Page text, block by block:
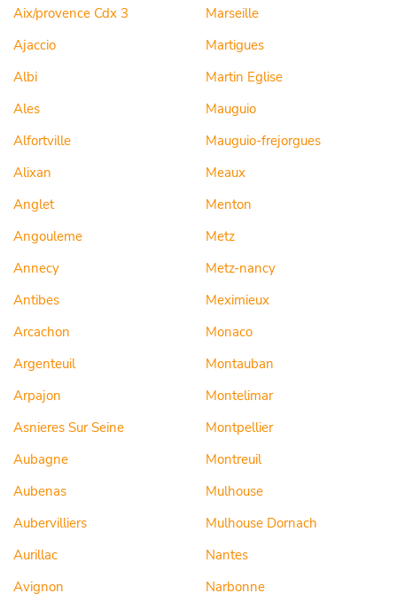
Aix/provence Cdx 3
Ajaccio
Albi
Ales
Alfortville
Alixan
Anglet
Angouleme
Annecy
Antibes
Arcachon
Argenteuil
Arpajon
Asnieres Sur Seine
Aubagne
Aubenas
Aubervilliers
Aurillac
Avignon
Marseille
Martigues
Martin Eglise
Mauguio
Mauguio-frejorgues
Meaux
Menton
Metz
Metz-nancy
Meximieux
Monaco
Montauban
Montelimar
Montpellier
Montreuil
Mulhouse
Mulhouse Dornach
Nantes
Narbonne